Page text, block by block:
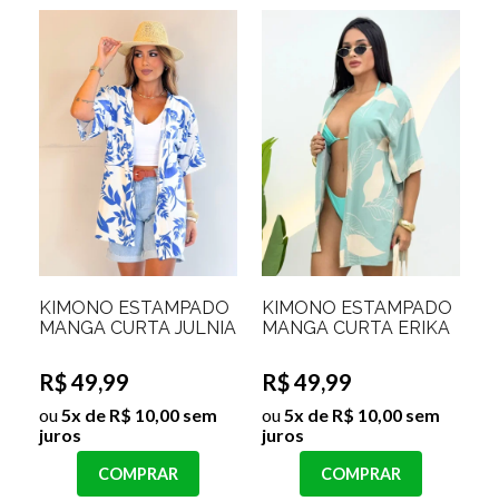
KIMONO ESTAMPADO
MANGA CURTA JULNIA
R$ 49,99
ou 5x de R$ 10,00 sem
juros
COMPRAR
KIMONO ESTAMPADO
MANGA CURTA ERIKA
R$ 49,99
ou 5x de R$ 10,00 sem
juros
COMPRAR